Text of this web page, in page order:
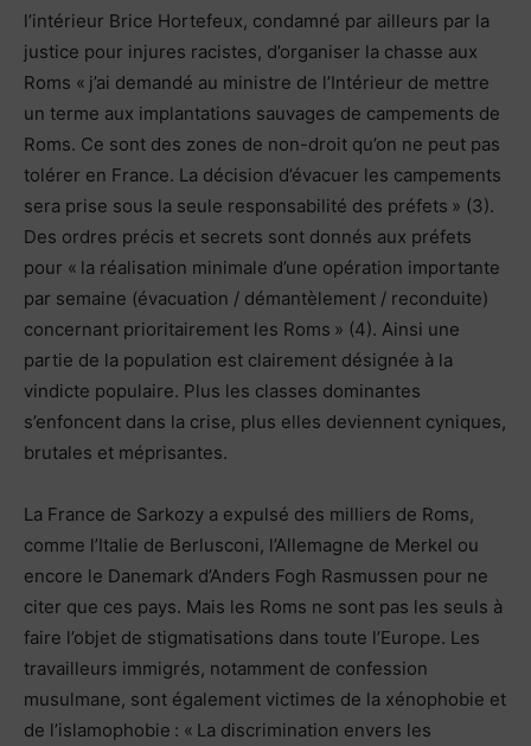
l’intérieur Brice Hortefeux, condamné par ailleurs par la
justice pour injures racistes, d’organiser la chasse aux
Roms « j’ai demandé au ministre de l’Intérieur de mettre
un terme aux implantations sauvages de campements de
Roms. Ce sont des zones de non-droit qu’on ne peut pas
tolérer en France. La décision d’évacuer les campements
sera prise sous la seule responsabilité des préfets » (3).
Des ordres précis et secrets sont donnés aux préfets
pour « la réalisation minimale d’une opération importante
par semaine (évacuation / démantèlement / reconduite)
concernant prioritairement les Roms » (4). Ainsi une
partie de la population est clairement désignée à la
vindicte populaire. Plus les classes dominantes
s’enfoncent dans la crise, plus elles deviennent cyniques,
brutales et méprisantes.
La France de Sarkozy a expulsé des milliers de Roms,
comme l’Italie de Berlusconi, l’Allemagne de Merkel ou
encore le Danemark d’Anders Fogh Rasmussen pour ne
citer que ces pays. Mais les Roms ne sont pas les seuls à
faire l’objet de stigmatisations dans toute l’Europe. Les
travailleurs immigrés, notamment de confession
musulmane, sont également victimes de la xénophobie et
de l’islamophobie : « La discrimination envers les